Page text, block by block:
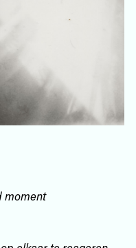
moment